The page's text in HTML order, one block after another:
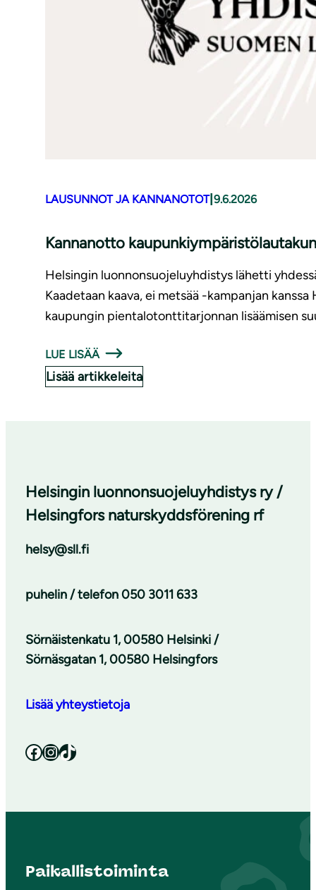
LAUSUNNOT JA KANNANOTOT| 9.6.2026
Kannanotto
Helsingin luonnonsuojeluyhdistys lähetti
Kaadetaan kaava, ei metsää -kampanjan
kaupungin pientalotonttitarjonnan lisäämisen
LUE LISÄÄ
Lisää artikkeleita
Helsingin luonnonsuojeluyhdistys ry /
Helsingfors naturskyddsförening rf
helsy@sll.fi
puhelin / telefon050 3011 633
Sörnäistenkatu 1, 00580 Helsinki /
Sörnäsgatan 1, 00580 Helsingfors
Lisää yhteystietoja
Facebook InstagramTikTok
Paikallistoiminta